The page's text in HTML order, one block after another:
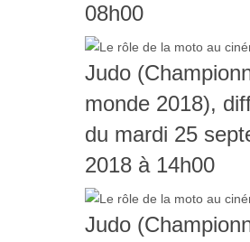
08h00
Judo
monde 2018),
du mardi 25
2018 à 14h00
Judo